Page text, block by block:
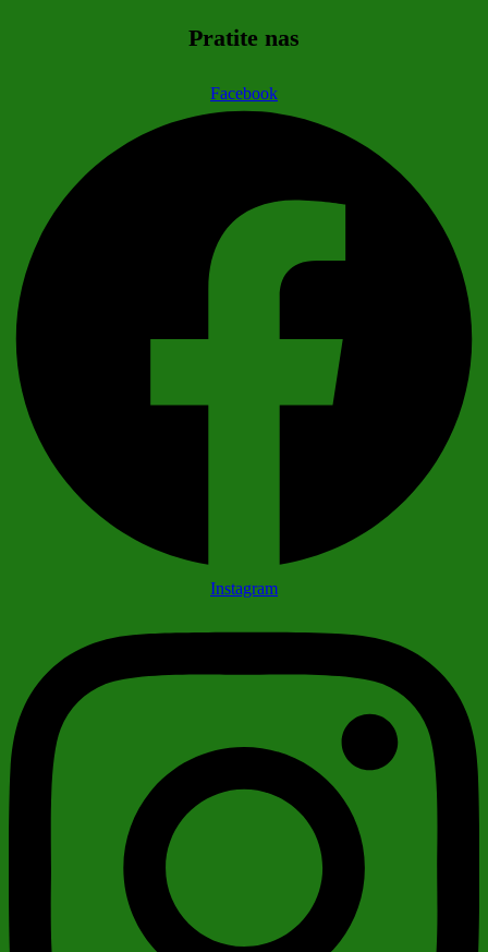
Pratite nas
Facebook
Instagram